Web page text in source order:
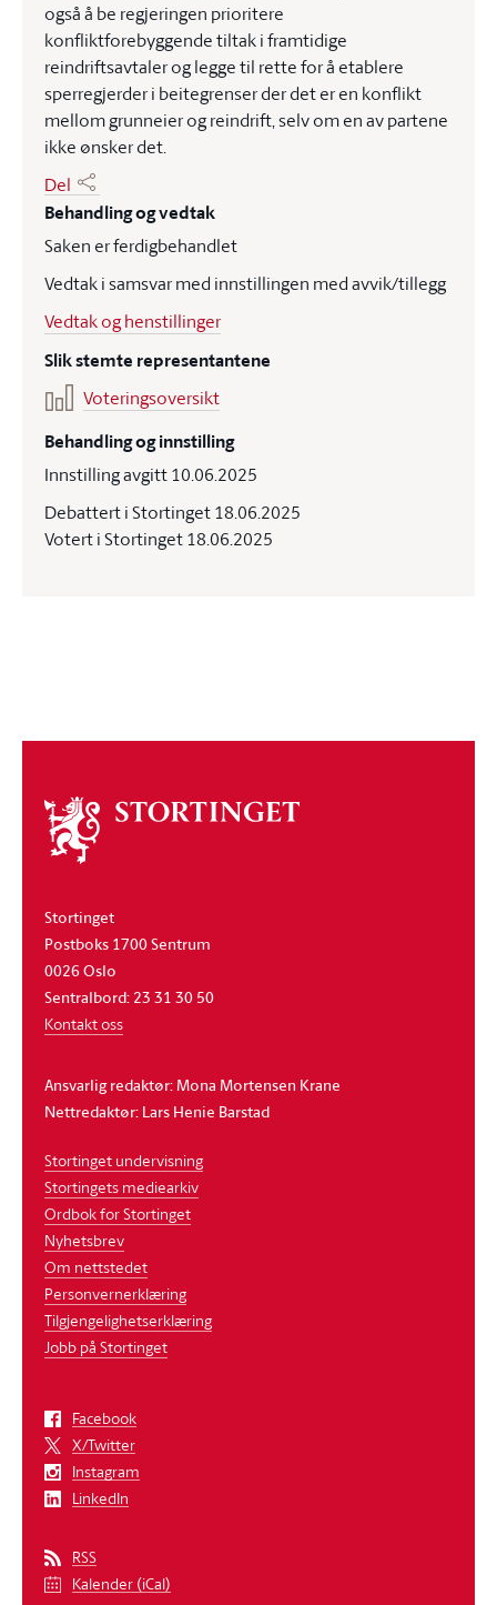
også å be regjeringen prioritere
konfliktforebyggende tiltak i framtidige
reindriftsavtaler og legge til rette for å etablere
sperregjerder i beitegrenser der det er en konflikt
mellom grunneier og reindrift, selv om en av partene
ikke ønsker det.
Del
Behandling og vedtak
Saken er ferdigbehandlet
Vedtak i samsvar med innstillingen med avvik/tillegg
Vedtak og henstillinger
Slik stemte representantene
Voteringsoversikt
Behandling og innstilling
Innstilling avgitt 10.06.2025
Debattert i Stortinget 18.06.2025
Votert i Stortinget 18.06.2025
Om
stortinget
Stortinget
Postboks 1700 Sentrum
0026 Oslo
Sentralbord: 23 31 30 50
Kontakt oss
Ansvarlig redaktør: Mona Mortensen Krane
Nettredaktør: Lars Henie Barstad
Stortinget undervisning
Stortingets mediearkiv
Ordbok for Stortinget
Nyhetsbrev
Om nettstedet
Personvernerklæring
Tilgjengelighetserklæring
Jobb på Stortinget
Facebook
X/Twitter
Instagram
LinkedIn
RSS
Kalender (iCal)